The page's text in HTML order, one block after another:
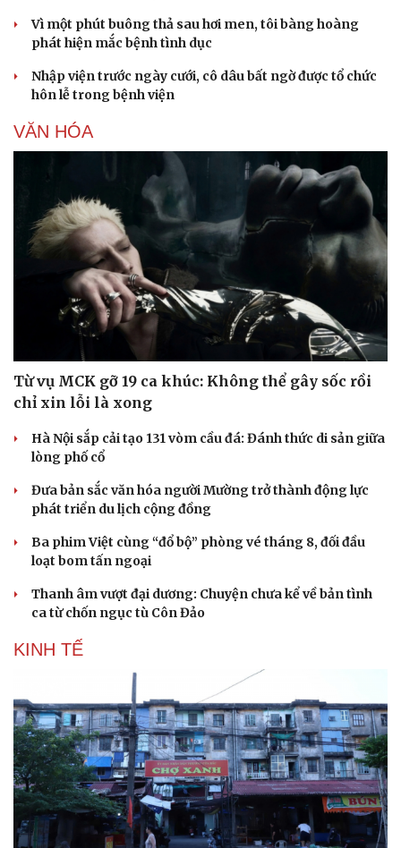
Sức khỏe
Dinh dưỡng - món ngon
Cây thuốc
Sản phụ khoa
Nhi khoa
Làm đẹp - giảm cân
Phòng mạch online
Ăn sạch sống khỏe
Đời sống
Nhà đẹp
Tình yêu - Gia đình
Vì một phút buông thả sau hơi men, tôi bàng hoàng
phát hiện mắc bệnh tình dục
Nhập viện trước ngày cưới, cô dâu bất ngờ được tổ chức
hôn lễ trong bệnh viện
VĂN HÓA
Từ vụ MCK gỡ 19 ca khúc: Không thể gây sốc rồi
chỉ xin lỗi là xong
Hà Nội sắp cải tạo 131 vòm cầu đá: Đánh thức di sản giữa
lòng phố cổ
Đưa bản sắc văn hóa người Mường trở thành động lực
phát triển du lịch cộng đồng
Ba phim Việt cùng “đổ bộ” phòng vé tháng 8, đối đầu
loạt bom tấn ngoại
Thanh âm vượt đại dương: Chuyện chưa kể về bản tình
ca từ chốn ngục tù Côn Đảo
KINH TẾ